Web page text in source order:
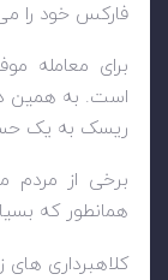
فارکس خود را
برای معامله
است. به همین
ریسک به یک
برخی از مردم
همانطور که
کلاهبرداری